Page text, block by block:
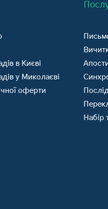
в Києві
у Миколаєві
оферти
Набір